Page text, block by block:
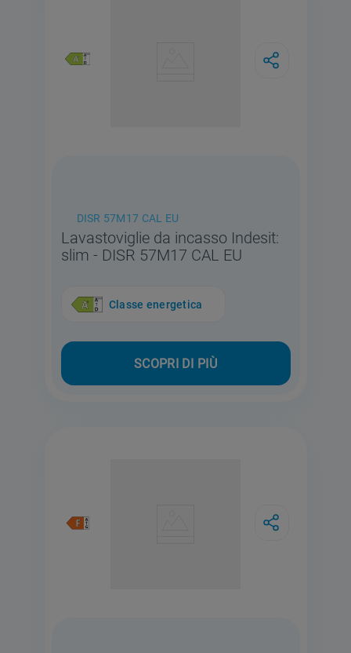
DISR 57M17 CAL EU
Lavastoviglie da incasso Indesit:
slim - DISR 57M17 CAL EU
Classe energetica
SCOPRI DI PIÙ